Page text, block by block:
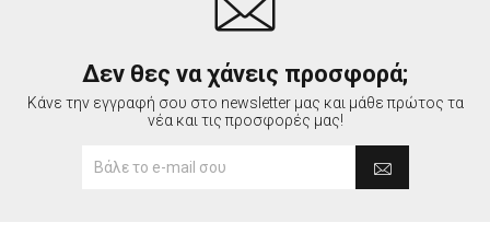
Δεν θες να χάνεις προσφορά;
Κάνε την εγγραφή σου στο newsletter μας και μάθε πρώτος τα
νέα και τις προσφορές μας!